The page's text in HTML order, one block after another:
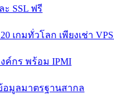
SSL ฟรี
เกมทั่วโลก เพียงเช่า
ค์กร พร้อม IPMI
อมูลมาตรฐานสากล